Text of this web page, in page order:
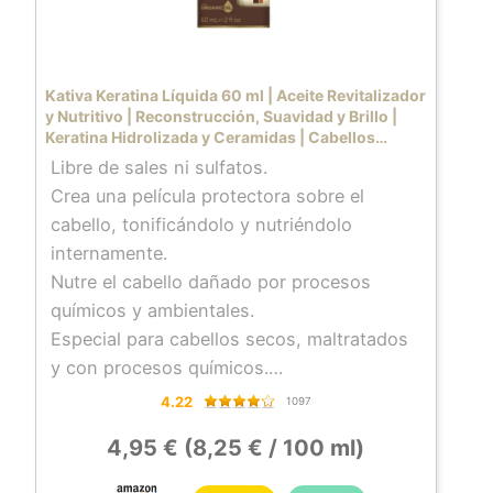
Con certificación cruelty free. Desenreda y
Kativa Keratina Líquida 60 ml | Aceite Revitalizador
y Nutritivo | Reconstrucción, Suavidad y Brillo |
Keratina Hidrolizada y Ceramidas | Cabellos
Dañados
Libre de sales ni sulfatos.
Crea una película protectora sobre el
cabello, tonificándolo y nutriéndolo
internamente.
Nutre el cabello dañado por procesos
químicos y ambientales.
Especial para cabellos secos, maltratados
y con procesos químicos.
Recupera la luminosidad, sedosidad y brillo
4.22 1097
4,95 € (8,25 € / 100 ml)